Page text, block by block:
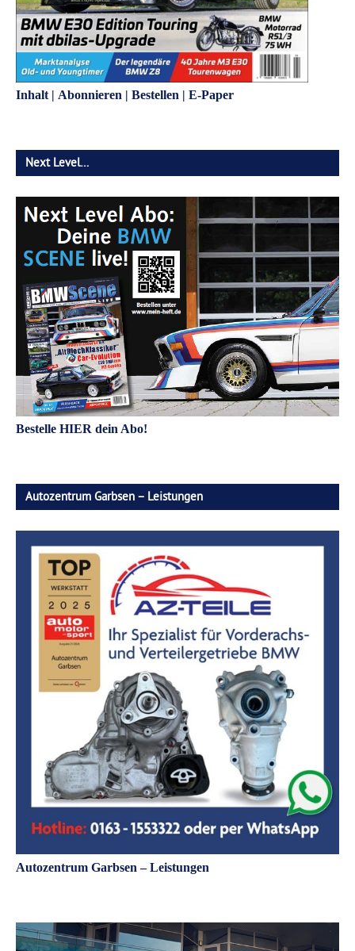
Inhalt | Abonnieren | Bestellen | E-Paper
Next Level…
Bestelle HIER dein Abo!
Autozentrum Garbsen – Leistungen
Autozentrum Garbsen – Leistungen